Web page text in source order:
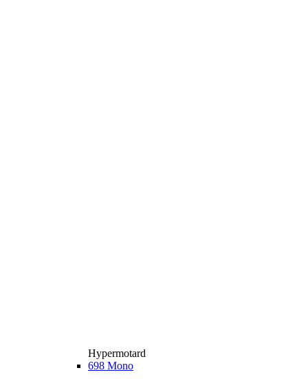
Hypermotard
698 Mono